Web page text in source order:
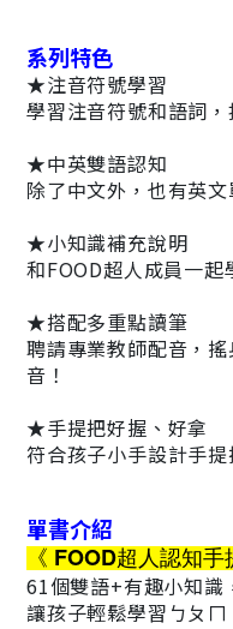
系列特色
★注音符號學習
學習注音符號和語詞
★中英雙語認知
除了中文外，也有英
★小知識補充說明
和FOOD超人成員一起
★搭配多重點讀筆
聘請專業教師配音，
音！
★手提把好握、好拿
符合孩子小手設計手
單書介紹
《 FOOD超人認知
61個雙語+有趣小知識
讓孩子輕鬆學習ㄅㄆㄇ